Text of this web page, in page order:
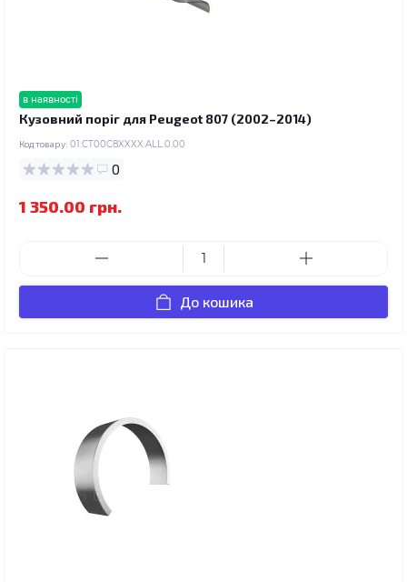
в наявності
Кузовний поріг для Peugeot 807 (2002–2014)
Код товару: 01.CT00C8XXXX.ALL.0.00
0
1 350.00 грн.
До кошика